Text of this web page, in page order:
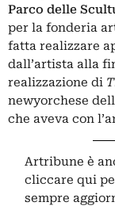
Parco delle
per la fonderia
fatta realizzare
dall’artista alla
realizzazione di
newyorchese
che aveva con
Artribune è
cliccare qui
sempre